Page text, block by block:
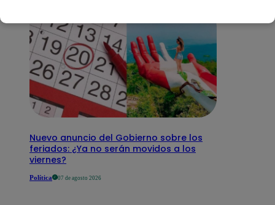
Nuevo anuncio del Gobierno sobre los
feriados: ¿Ya no serán movidos a los
viernes?
Política 07 de agosto 2026